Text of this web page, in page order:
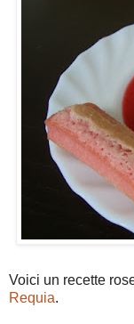
Voici un recette
Requia.